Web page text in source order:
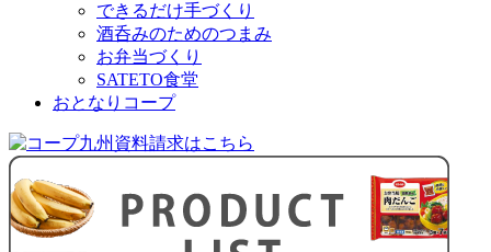
できるだけ手づくり
酒呑みのためのつまみ
お弁当づくり
SATETO食堂
おとなりコープ